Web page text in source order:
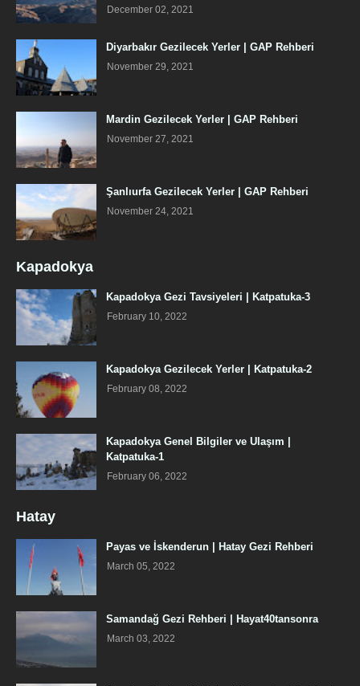
December 02, 2021
Diyarbakır Gezilecek Yerler | GAP Rehberi
November 29, 2021
Mardin Gezilecek Yerler | GAP Rehberi
November 27, 2021
Şanlıurfa Gezilecek Yerler | GAP Rehberi
November 24, 2021
Kapadokya
Kapadokya Gezi Tavsiyeleri | Katpatuka-3
February 10, 2022
Kapadokya Gezilecek Yerler | Katpatuka-2
February 08, 2022
Kapadokya Genel Bilgiler ve Ulaşım |
Katpatuka-1
February 06, 2022
Hatay
Payas ve İskenderun | Hatay Gezi Rehberi
March 05, 2022
Samandağ Gezi Rehberi | Hayat40tansonra
March 03, 2022